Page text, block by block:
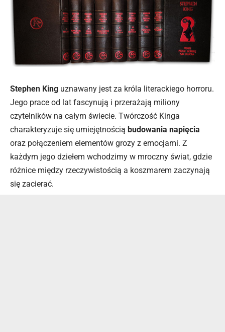
Stephen King uznawany jest za króla literackiego horroru.
Jego prace od lat fascynują i przerażają miliony
czytelników na całym świecie. Twórczość Kinga
charakteryzuje się umiejętnością budowania napięcia
oraz połączeniem elementów grozy z emocjami. Z
każdym jego dziełem wchodzimy w mroczny świat, gdzie
różnice między rzeczywistością a koszmarem zaczynają
się zacierać.